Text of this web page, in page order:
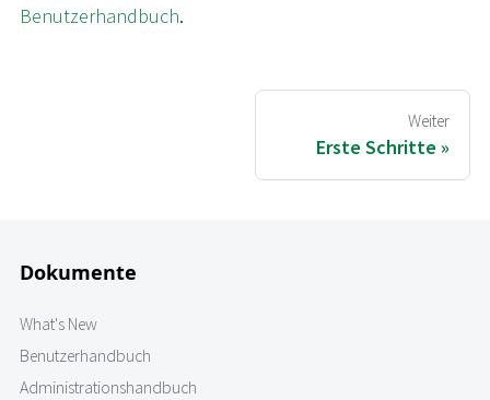
Benutzerhandbuch.
Weiter
Erste Schritte
Dokumente
What's New
Benutzerhandbuch
Administrationshandbuch